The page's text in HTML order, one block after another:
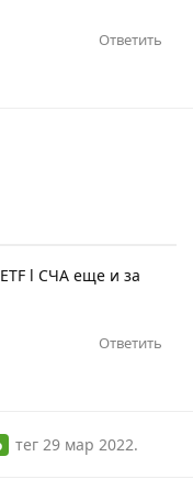
Ответить
l СЧА еще и за
Ответить
тег 29 мар 2022.